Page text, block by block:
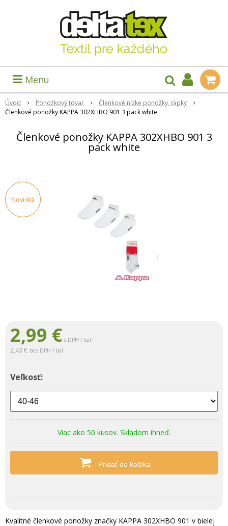
Menu
Úvod Ponožkový tovar
Členkové nízke ponožky, ťapky
Členkové ponožky KAPPA 302XHBO 901 3 pack white
Členkové ponožky KAPPA 302XHBO 901 3
pack white
Novinka
2,99 € s DPH / bal
2,43 € bez DPH / bal
Veľkosť:
Viac ako 50 kusov. Skladom ihneď.
Pridať do košíka
Kvalitné členkové ponožky značky KAPPA 302XHBO 901 v bielej